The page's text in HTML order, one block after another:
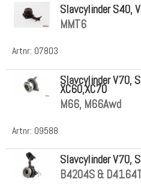
Artnr: 07803
Slavcylinder S40,
MMT6
Artnr: 09588
Slavcylinder V70,
XC60,XC70
M66, M66Awd
Slavcylinder V70,
B4204S &